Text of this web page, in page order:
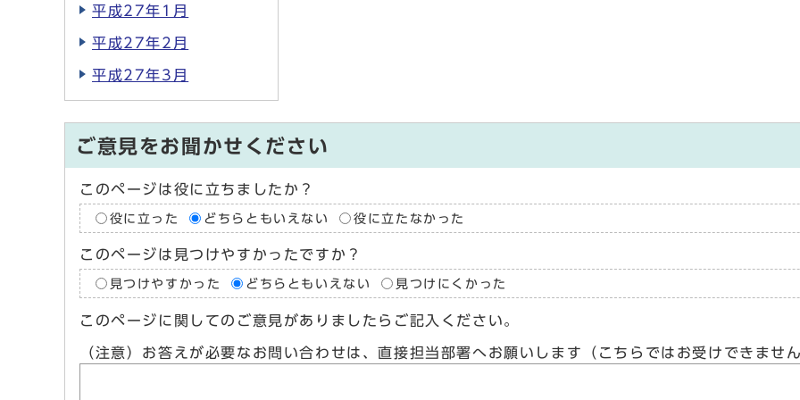
平成27年1月
平成27年2月
平成27年3月
ご意見をお聞かせください
このページは役に立ちましたか？
役に立った どちらともいえない 役に立たなかった
このページは見つけやすかったですか？
見つけやすかった どちらともいえない 見つけにくかった
このページに関してのご意見がありましたらご記入ください。
（注意）お答えが必要なお問い合わせは、直接担当部署へお願いします（こちらではお受けできませ